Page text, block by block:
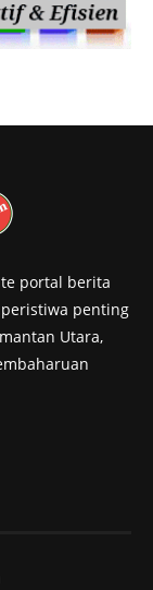
portal berita
penting
Utara,